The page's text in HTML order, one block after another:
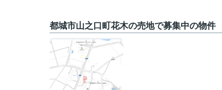
都城市山之口町花木の売地で募集中の物件